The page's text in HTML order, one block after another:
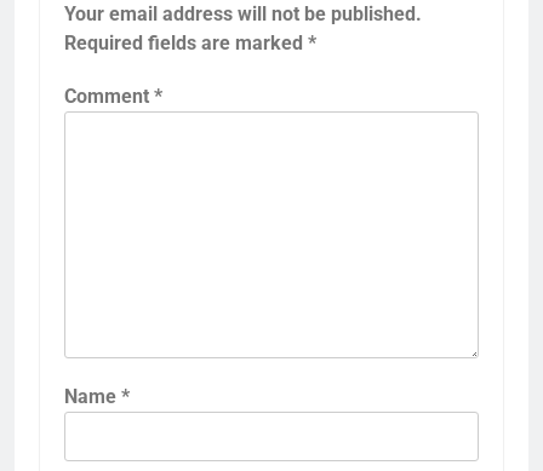
Your email address will not be published.
Required fields are marked *
Comment *
Name *